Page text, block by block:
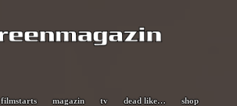
filmstarts magazin tv dead like… shop